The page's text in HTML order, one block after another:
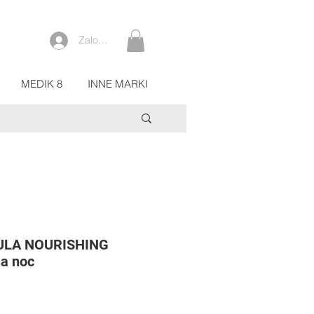
Zaloguj się
MEDIK 8 INNE MARKI
NOURISHING
noc